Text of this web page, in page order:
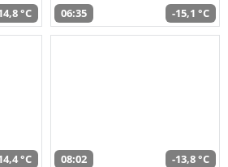
°C 06:35 -15,1 °C
°C 08:02 -13,8 °C